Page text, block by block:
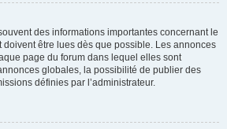
des informations importantes concernant le
doivent être lues dès que possible. Les annonces
page du forum dans lequel elles sont
globales, la possibilité de publier des
définies par l’administrateur.